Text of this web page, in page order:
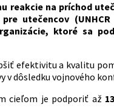
reakcie na príchod
utečencov
ktoré sa
efektivitu a kvalitu
v dôsledku vojnového
cieľom je podporiť až